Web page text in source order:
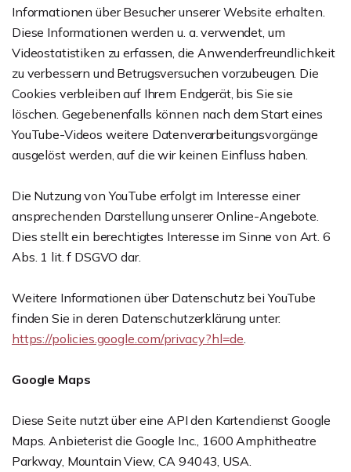
Informationen über Besucher unserer Website erhalten.
Diese Informationen werden u. a. verwendet, um
Videostatistiken zu erfassen, die Anwenderfreundlichkeit
zu verbessern und Betrugsversuchen vorzubeugen. Die
Cookies verbleiben auf Ihrem Endgerät, bis Sie sie
löschen. Gegebenenfalls können nach dem Start eines
YouTube-Videos weitere Datenverarbeitungsvorgänge
ausgelöst werden, auf die wir keinen Einfluss haben.
Die Nutzung von YouTube erfolgt im Interesse einer
ansprechenden Darstellung unserer Online-Angebote.
Dies stellt ein berechtigtes Interesse im Sinne von Art. 6
Abs. 1 lit. f DSGVO dar.
Weitere Informationen über Datenschutz bei YouTube
finden Sie in deren Datenschutzerklärung unter:
https://policies.google.com/privacy?hl=de.
Google Maps
Diese Seite nutzt über eine API den Kartendienst Google
Maps. Anbieterist die Google Inc., 1600 Amphitheatre
Parkway, Mountain View, CA 94043, USA.